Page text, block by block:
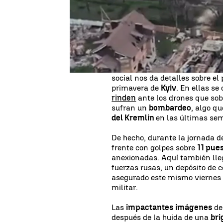
el que se encuentra ahora
horas se han movilizado las
mostrando una información
A través de Telegram los
informan a la comunidad
el frente de batalla. Un
social nos da detalles sobre el
primavera de Kyiv. En ellas se
rinden ante los drones que
sufran unbombardeo, algo
del Kremlinen las últimas
De hecho, durante la jornada
frente con golpes sobre 11
anexionadas. Aquí también
fuerzas rusas, un depósito de
asegurado este mismo
militar.
Las impactantes imágenes
después de la huida de una